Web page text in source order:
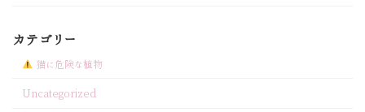
カテゴリー
猫に危険な植物
Uncategorized